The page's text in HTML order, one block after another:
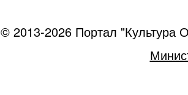
© 2013-2026 Портал "Культура